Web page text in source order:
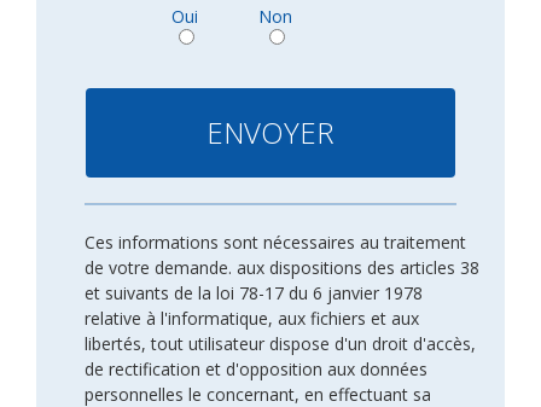
Oui
Non
Ces informations sont nécessaires au traitement
de votre demande. aux dispositions des articles 38
et suivants de la loi 78-17 du 6 janvier 1978
relative à l'informatique, aux fichiers et aux
libertés, tout utilisateur dispose d'un droit d'accès,
de rectification et d'opposition aux données
personnelles le concernant, en effectuant sa